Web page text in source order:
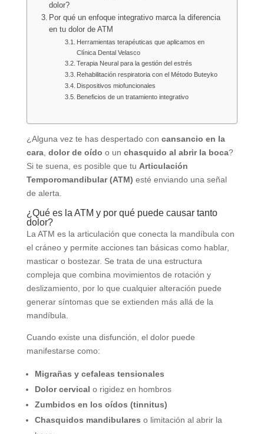
dolor?
Por qué un enfoque integrativo marca la diferencia
en tu dolor de ATM
Herramientas terapéuticas que aplicamos en
Clínica Dental Velasco
Terapia Neural para la gestión del estrés
Rehabilitación respiratoria con el Método Buteyko
⁠Dispositivos miofuncionales
Beneficios de un tratamiento integrativo
¿Alguna vez te has despertado con cansancio en la
cara, dolor de oído o un chasquido al abrir la boca?
Si te suena, es posible que tu Articulación
Temporomandibular (ATM) esté enviando una señal
de alerta.
¿Qué es la ATM y por qué puede causar tanto
dolor?
La ATM es la articulación que conecta la mandíbula con
el cráneo y permite acciones tan básicas como hablar,
masticar o bostezar. Se trata de una estructura
compleja que combina movimientos de rotación y
deslizamiento, por lo que cualquier alteración puede
generar síntomas que se extienden más allá de la
mandíbula.
Cuando existe una disfunción, el dolor puede
manifestarse como:
Migrañas y cefaleas tensionales
Dolor cervical o rigidez en hombros
Zumbidos en los oídos (tinnitus)
Chasquidos mandibulares o limitación al abrir la